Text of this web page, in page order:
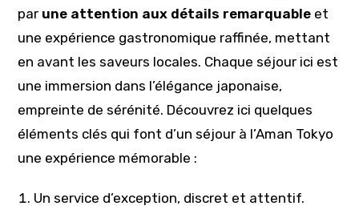
par une attention aux détails remarquable et
une expérience gastronomique raffinée, mettant
en avant les saveurs locales. Chaque séjour ici est
une immersion dans l’élégance japonaise,
empreinte de sérénité. Découvrez ici quelques
éléments clés qui font d’un séjour à l’Aman Tokyo
une expérience mémorable :
Un service d’exception, discret et attentif.